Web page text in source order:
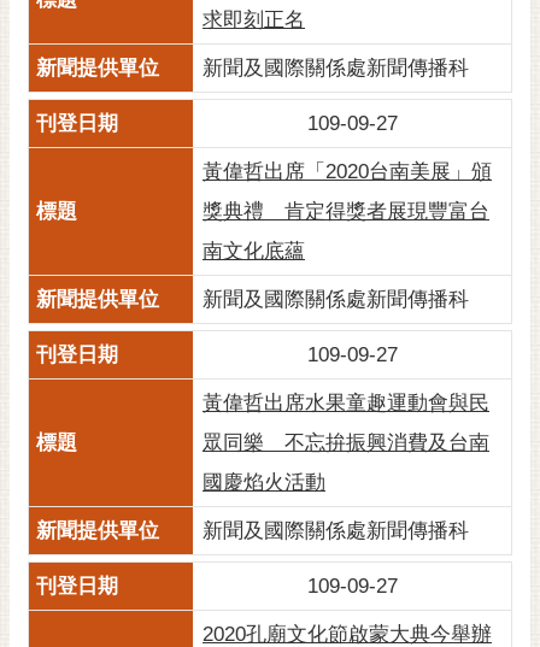
泉
桐
花
祭
站
訂
閱
RSS
閱
報
市
民
信
求即刻正名
新聞及國際關係處新聞傳播科
109-09-27
黃偉哲出席「2020台南美展」頒
獎典禮 肯定得獎者展現豐富台
南文化底蘊
新聞及國際關係處新聞傳播科
109-09-27
黃偉哲出席水果童趣運動會與民
眾同樂 不忘拚振興消費及台南
國慶焰火活動
新聞及國際關係處新聞傳播科
109-09-27
2020孔廟文化節啟蒙大典今舉辦